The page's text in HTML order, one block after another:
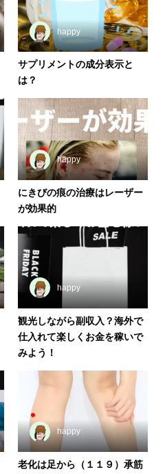
happy
サプリメントの成分表示と
は？
happy
にきびの痕の治療はレーザー
が効果的
happy
観光しながら副収入？海外で
仕入れて楽しくお金を稼いで
みよう！
happy
老化は足から（１１９）承筋